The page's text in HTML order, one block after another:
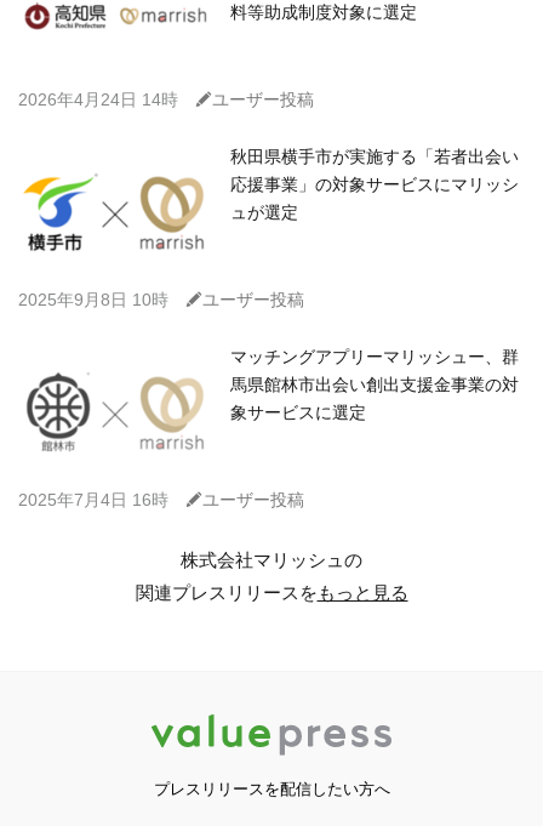
料等助成制度対象に選定
2026年4月24日 14時 Cユーザー投稿
秋田県横手市が実施する「若者出会い
応援事業」の対象サービスにマリッシ
ュが選定
2025年9月8日 10時 Cユーザー投稿
マッチングアプリーマリッシュー、群
馬県館林市出会い創出支援金事業の対
象サービスに選定
2025年7月4日 16時 Cユーザー投稿
株式会社マリッシュの
関連プレスリリースをもっと見る
プレスリリースを配信したい方へ